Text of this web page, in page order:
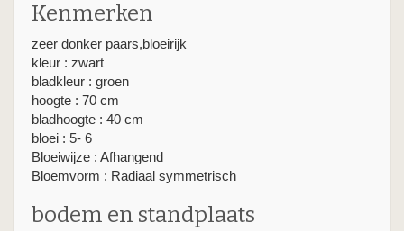
Kenmerken
zeer donker paars,bloeirijk
kleur : zwart
bladkleur : groen
hoogte : 70 cm
bladhoogte : 40 cm
bloei : 5- 6
Bloeiwijze : Afhangend
Bloemvorm : Radiaal symmetrisch
bodem en standplaats